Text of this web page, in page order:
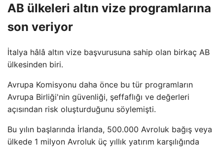
AB ülkeleri altın vize programlarına
son veriyor
İtalya hâlâ altın vize başvurusuna sahip olan birkaç AB
ülkesinden biri.
Avrupa Komisyonu daha önce bu tür programların
Avrupa Birliği'nin güvenliği, şeffaflığı ve değerleri
açısından risk oluşturduğunu söylemişti.
Bu yılın başlarında İrlanda, 500.000 Avroluk bağış veya
ülkede 1 milyon Avroluk üç yıllık yatırım karşılığında